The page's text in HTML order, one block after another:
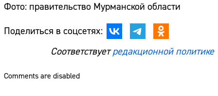
Фото: правительство Мурманской области
Поделиться в соцсетях:
Соответствуетредакционной политике
Comments are disabled